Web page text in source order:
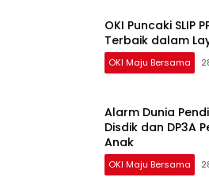
OKI Puncaki SLIP
Terbaik dalam
OKI Maju Bersama
Alarm Dunia
Disdik dan DP3A
Anak
OKI Maju Bersama